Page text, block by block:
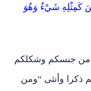
كَمِثْلِهِ شَيْءٌ وَهُوَ
من جنسكم وشكلكم
ذكرا وأنثى “ومن